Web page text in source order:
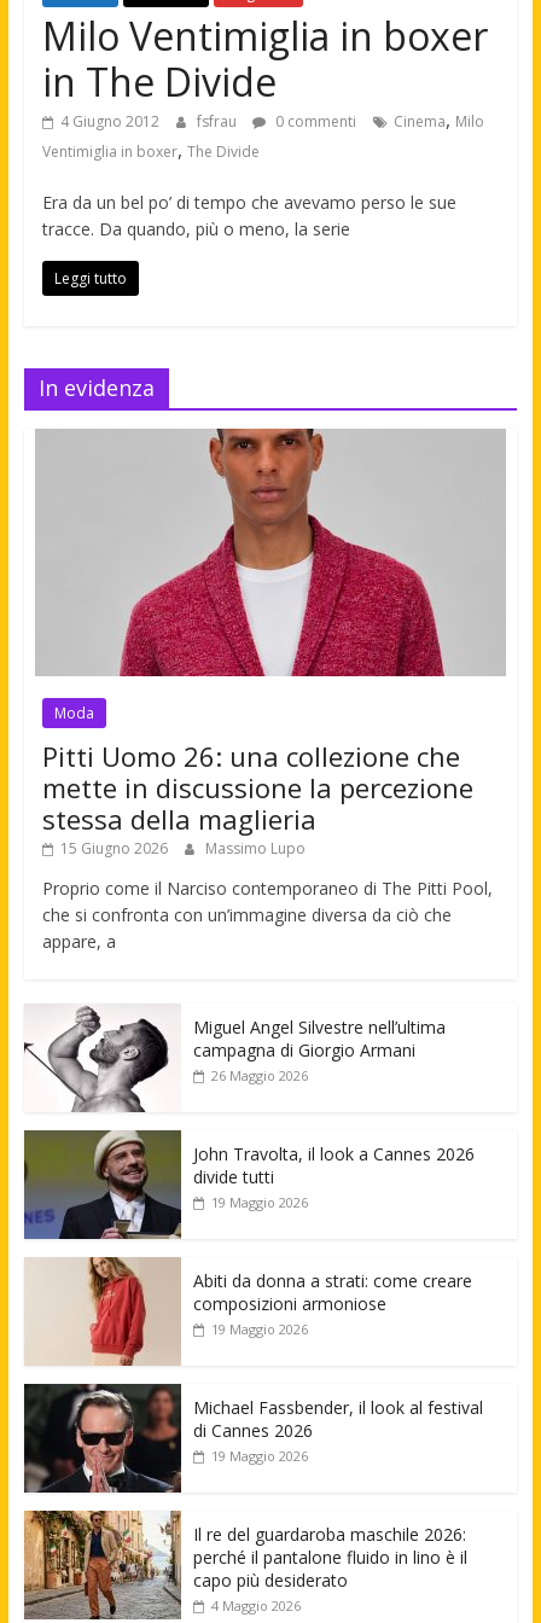
Milo Ventimiglia in boxer
in The Divide
4 Giugno 2012 fsfrau 0 commenti Cinema, Milo
Ventimiglia in boxer, The Divide
Era da un bel po’ di tempo che avevamo perso le sue
tracce. Da quando, più o meno, la serie
Leggi tutto
In evidenza
Moda
Pitti Uomo 26: una collezione che
mette in discussione la percezione
stessa della maglieria
15 Giugno 2026 Massimo Lupo
Proprio come il Narciso contemporaneo di The Pitti Pool,
che si confronta con un’immagine diversa da ciò che
appare, a
Miguel Angel Silvestre nell’ultima
campagna di Giorgio Armani
26 Maggio 2026
John Travolta, il look a Cannes 2026
divide tutti
19 Maggio 2026
Abiti da donna a strati: come creare
composizioni armoniose
19 Maggio 2026
Michael Fassbender, il look al festival
di Cannes 2026
19 Maggio 2026
Il re del guardaroba maschile 2026:
perché il pantalone fluido in lino è il
capo più desiderato
4 Maggio 2026